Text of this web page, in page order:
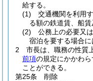
給する。
(1)
交通機関を利用
る額の鉄道賃、船
(2)
公務上の必要又
宿泊を要する場合
2
市長は、職務の性質
前項の規定にかかわ
ことができる。
第25条
削除